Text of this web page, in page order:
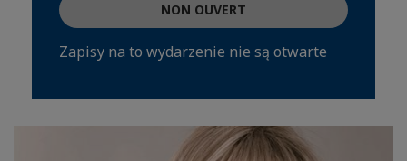
NON OUVERT
Zapisy na to wydarzenie nie są otwarte